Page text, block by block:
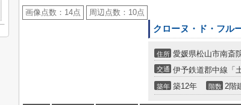
画像点数： 14点 周辺点数： 10点
クローヌ・ド・フル
住所 愛媛県松山市南斎
交通 伊予鉄道郡中線「
築年 築12年 階数 2階